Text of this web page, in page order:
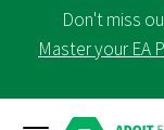
Don't miss
Master your EA